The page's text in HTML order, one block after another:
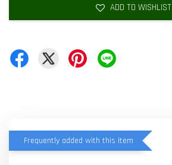
ADD TO WISHLIST
Frequently added with this item